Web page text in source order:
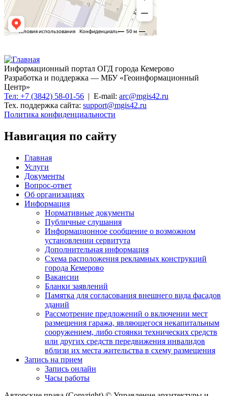
Информационный портал ОГД города Кемерово
Разработка и поддержка — МБУ «Геоинформационный
Центр»
Тел: +7 (3842) 58-01-56 | E-mail: arc@mgis42.ru
Тех. поддержка сайта: support@mgis42.ru
Политика конфиденциальности
Навигация по сайту
Главная
Услуги
Документы
Вопрос-ответ
Об организациях
Информация
Нормативные документы
Публичные слушания
Информационное сообщение о возможном
установлении сервитута
Дополнительная информация
Схема расположения рекламных конструкций
города Кемерово
Вакансии
Бланки заявлений
Памятка для согласования внешнего вида фасадов
зданий
Рассмотрение предложений о включении мест
размещения гаража, являющегося некапитальным
сооружением, либо стоянки технических средств
или других средств передвижения инвалидов
вблизи их места жительства в схему размещения
Запись на прием
Запись онлайн
Часы работы